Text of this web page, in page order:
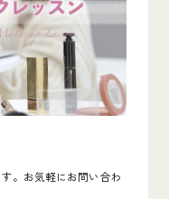
。お気軽にお問い合わ